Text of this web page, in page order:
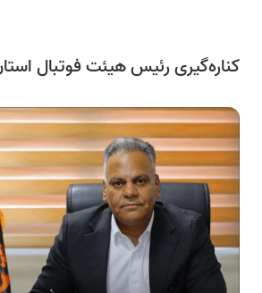
کناره‌گیری رئیس هیئت فوتبال